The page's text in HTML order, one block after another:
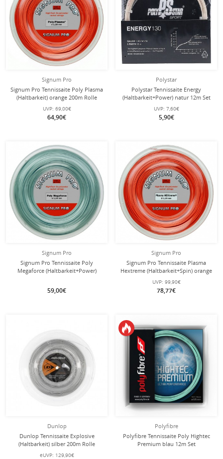
Signum Pro
Signum Pro Tennissaite Poly Plasma
(Haltbarkeit) orange 200m Rolle
UVP: 69,00€
64,90€
Polystar
Polystar Tennissaite Energy
(Haltbarkeit+Power) natur 12m Set
UVP: 7,60€
5,90€
Signum Pro
Signum Pro Tennissaite Poly
Megaforce (Haltbarkeit+Power)
59,00€
Signum Pro
Signum Pro Tennissaite Plasma
Hextreme (Haltbarkeit+Spin) orange
200m Rolle
UVP: 99,90€
78,77€
Dunlop
Dunlop Tennissaite Explosive
(Haltbarkeit) silber 200m Rolle
eUVP: 129,90€
Polyfibre
Polyfibre Tennissaite Poly Hightec
Premium blau 12m Set